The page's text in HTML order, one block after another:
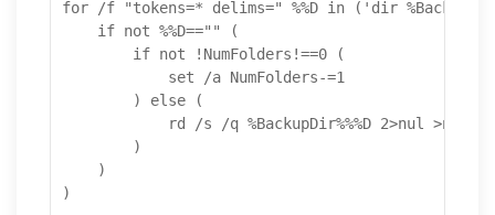
for /f "tokens=* delims=" %%D in ('dir
)